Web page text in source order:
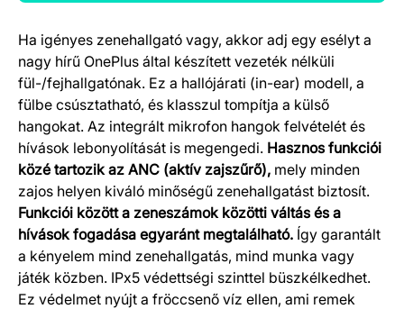
Termék részletek
Ha igényes zenehallgató vagy, akkor adj egy esélyt a
nagy hírű OnePlus által készített vezeték nélküli
fül-/fejhallgatónak. Ez a hallójárati (in-ear) modell, a
fülbe csúsztatható, és klasszul tompítja a külső
hangokat. Az integrált mikrofon hangok felvételét és
hívások lebonyolítását is megengedi. Hasznos funkciói
közé tartozik az ANC (aktív zajszűrő), mely minden
zajos helyen kiváló minőségű zenehallgatást biztosít.
Funkciói között a zeneszámok közötti váltás és a
hívások fogadása egyaránt megtalálható. Így garantált
a kényelem mind zenehallgatás, mind munka vagy
játék közben. IPx5 védettségi szinttel büszkélkedhet.
Ez védelmet nyújt a fröccsenő víz ellen, ami remek